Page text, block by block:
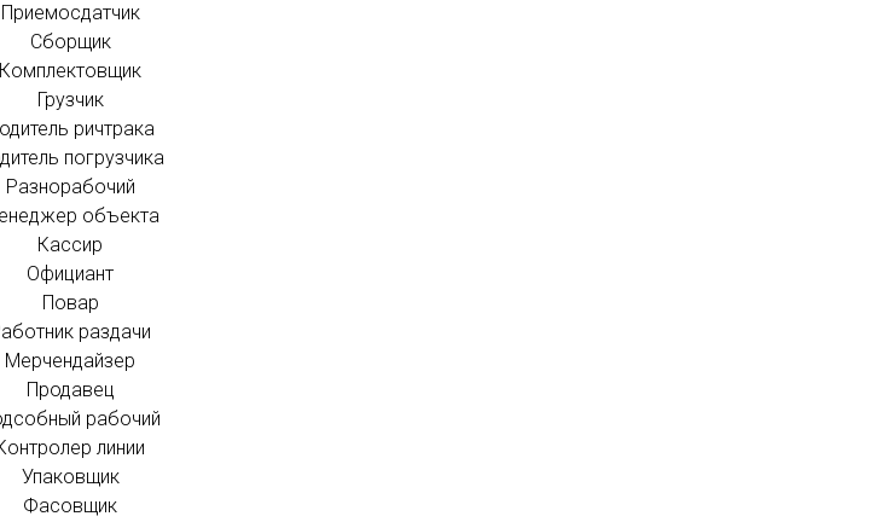
Приемосдатчик
Сборщик
Комплектовщик
Грузчик
ричтрака
погрузчика
Разнорабочий
объекта
Кассир
Официант
Повар
раздачи
Мерчендайзер
Продавец
рабочий
линии
Упаковщик
Фасовщик